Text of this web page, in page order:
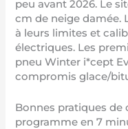
peu avant 2026. Le
cm de neige damée.
à leurs limites et
électriques. Les
pneu Winter i*cept
compromis glace/
Bonnes pratiques de
programme en 7